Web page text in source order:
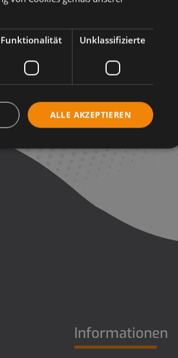
Informationen
Funktionalität Unklassifizierte
ALLE AKZEPTIEREN